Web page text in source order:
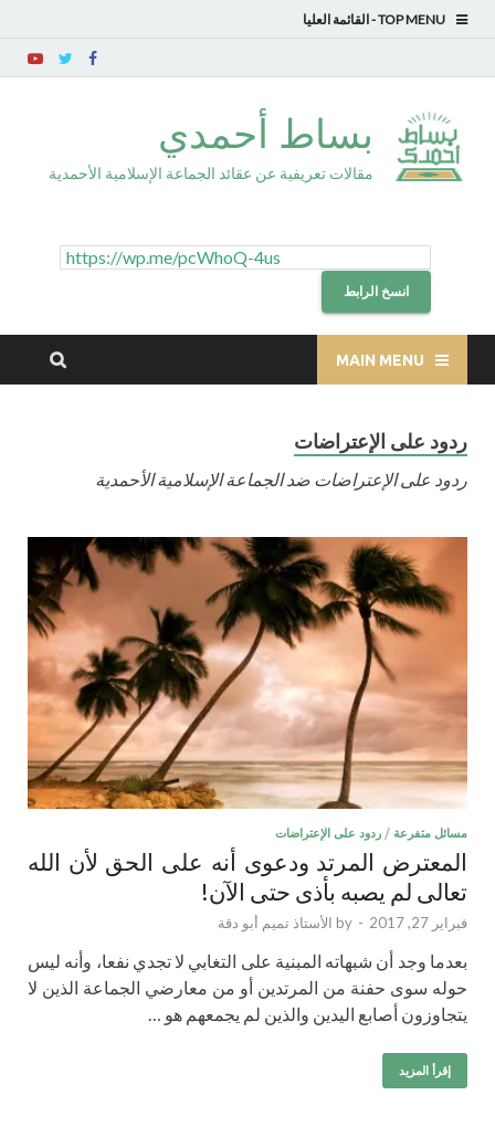
TOP MENU
بساط أحمدي
مقالات تعريفية عن عقائد الجماعة الإسلامية الأحمدية
انسخ الرابط
MAIN MENU
ردود على الإعتراضات
ردود على الإعتراضات ضد الجماعة الإسلامية الأحمدية
مسائل متفرعة / ردود على الإعتراضات
المعترض المرتد ودعوى أنه على الحق لأن الله
تعالى لم يصبه بأذى حتى الآن!
فبراير 27, 2017 -
by الأستاذ تميم أبو دقة
بعدما وجد أن شبهاته المبنية على التغابي لا تجدي نفعا، وأنه ليس
حوله سوى حفنة من المرتدين أو من معارضي الجماعة الذين لا
يتجاوزون أصابع اليدين والذين لم يجمعهم هو …
إقرأ المزيد